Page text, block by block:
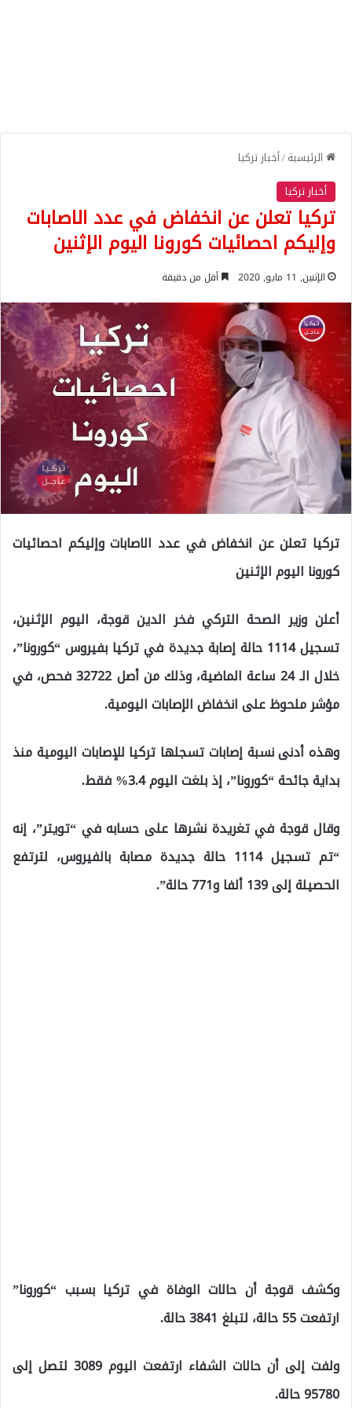
الرئيسية/أخبار تركيا
أخبار تركيا
تركيا تعلن عن انخفاض في عدد الاصابات
وإليكم احصائيات كورونا اليوم الإثنين
الإثنين, 11 مايو, 2020 أقل من دقيقة
تركيا تعلن عن انخفاض في عدد الاصابات وإليكم احصائيات
كورونا اليوم الإثنين
أعلن وزير الصحة التركي فخر الدين قوجة، اليوم الإثنين،
تسجيل 1114 حالة إصابة جديدة في تركيا بفيروس “كورونا”،
خلال الـ 24 ساعة الماضية، وذلك من أصل 32722 فحص، في
مؤشر ملحوظ على انخفاض الإصابات اليومية.
وهذه أدنى نسبة إصابات تسجلها تركيا للإصابات اليومية منذ
بداية جائحة “كورونا”، إذ بلغت اليوم 3.4% فقط.
وقال قوجة في تغريدة نشرها على حسابه في “تويتر”، إنه
“تم تسجيل 1114 حالة جديدة مصابة بالفيروس، لترتفع
الحصيلة إلى 139 ألفا و771 حالة”.
وكشف قوجة أن حالات الوفاة في تركيا بسبب “كورونا”
ارتفعت 55 حالة، لتبلغ 3841 حالة.
ولفت إلى أن حالات الشفاء ارتفعت اليوم 3089 لتصل إلى
95780 حالة.